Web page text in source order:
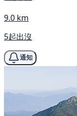
9.0 km
5起出沒
通知